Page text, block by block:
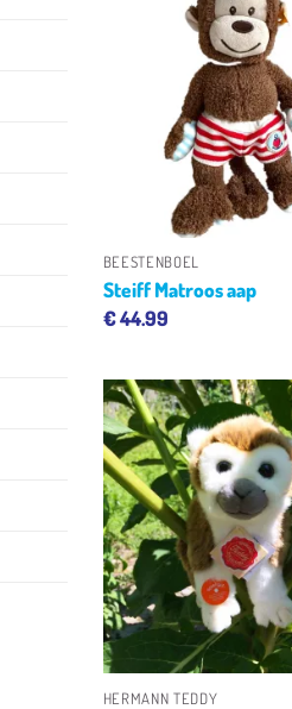
BEESTENBOEL
Steiff Matroos aap
€44.99
HERMANN TEDDY